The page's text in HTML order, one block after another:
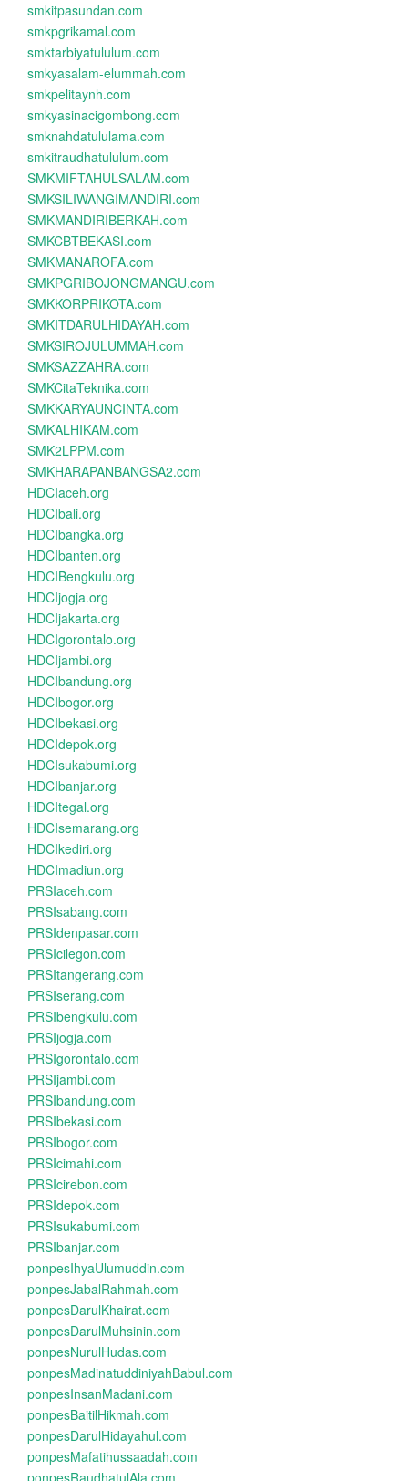
smkitpasundan.com
smkpgrikamal.com
smktarbiyatululum.com
smkyasalam-elummah.com
smkpelitaynh.com
smkyasinacigombong.com
smknahdatululama.com
smkitraudhatululum.com
SMKMIFTAHULSALAM.com
SMKSILIWANGIMANDIRI.com
SMKMANDIRIBERKAH.com
SMKCBTBEKASI.com
SMKMANAROFA.com
SMKPGRIBOJONGMANGU.com
SMKKORPRIKOTA.com
SMKITDARULHIDAYAH.com
SMKSIROJULUMMAH.com
SMKSAZZAHRA.com
SMKCitaTeknika.com
SMKKARYAUNCINTA.com
SMKALHIKAM.com
SMK2LPPM.com
SMKHARAPANBANGSA2.com
HDCIaceh.org
HDCIbali.org
HDCIbangka.org
HDCIbanten.org
HDCIBengkulu.org
HDCIjogja.org
HDCIjakarta.org
HDCIgorontalo.org
HDCIjambi.org
HDCIbandung.org
HDCIbogor.org
HDCIbekasi.org
HDCIdepok.org
HDCIsukabumi.org
HDCIbanjar.org
HDCItegal.org
HDCIsemarang.org
HDCIkediri.org
HDCImadiun.org
PRSIaceh.com
PRSIsabang.com
PRSIdenpasar.com
PRSIcilegon.com
PRSItangerang.com
PRSIserang.com
PRSIbengkulu.com
PRSIjogja.com
PRSIgorontalo.com
PRSIjambi.com
PRSIbandung.com
PRSIbekasi.com
PRSIbogor.com
PRSIcimahi.com
PRSIcirebon.com
PRSIdepok.com
PRSIsukabumi.com
PRSIbanjar.com
ponpesIhyaUlumuddin.com
ponpesJabalRahmah.com
ponpesDarulKhairat.com
ponpesDarulMuhsinin.com
ponpesNurulHudas.com
ponpesMadinatuddiniyahBabul.com
ponpesInsanMadani.com
ponpesBaitilHikmah.com
ponpesDarulHidayahul.com
ponpesMafatihussaadah.com
ponpesRaudhatulAla.com